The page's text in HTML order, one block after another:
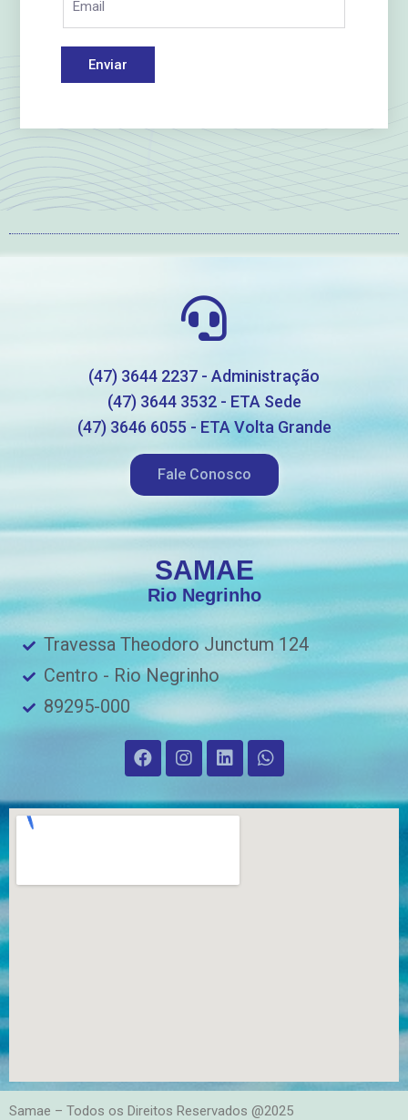
Enviar
(47) 3644 2237 - Administração
(47) 3644 3532 - ETA Sede
(47) 3646 6055 - ETA Volta Grande
Fale Conosco
SAMAE
Rio Negrinho
Travessa Theodoro Junctum 124
Centro - Rio Negrinho
89295-000
Samae – Todos os Direitos Reservados @2025